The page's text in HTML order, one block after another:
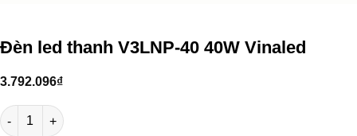
Đèn led thanh V3LNP-40 40W Vinaled
3.792.096₫
Đèn led thanh V3LNP-40 40W Vinaled số lượng